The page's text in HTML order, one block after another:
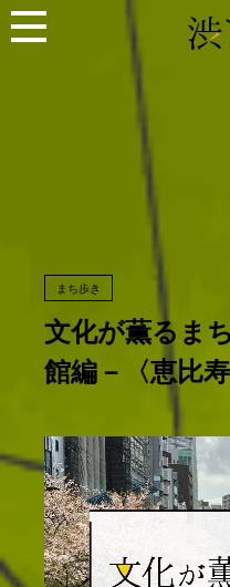
まち歩き
文化が薫るま
館編－〈恵比